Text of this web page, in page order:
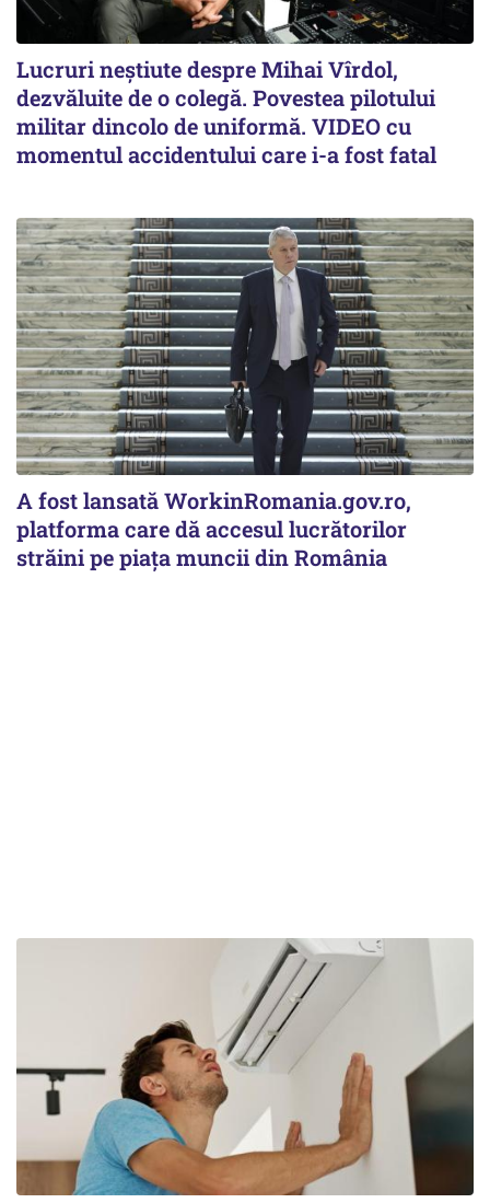
Lucruri neștiute despre Mihai Vîrdol,
dezvăluite de o colegă. Povestea pilotului
militar dincolo de uniformă. VIDEO cu
momentul accidentului care i-a fost fatal
A fost lansată WorkinRomania.gov.ro,
platforma care dă accesul lucrătorilor
străini pe piața muncii din România